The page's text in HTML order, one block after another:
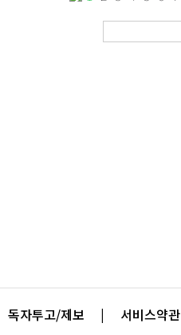
독자투고/제보 | 서비스약관